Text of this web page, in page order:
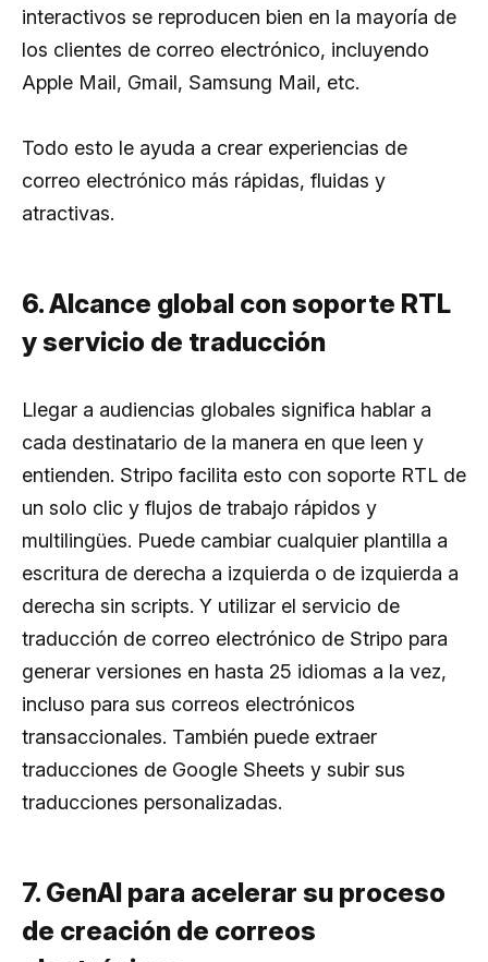
interactivos se reproducen bien en la mayoría de
los clientes de correo electrónico, incluyendo
Apple Mail, Gmail, Samsung Mail, etc.
Todo esto le ayuda a crear experiencias de
correo electrónico más rápidas, fluidas y
atractivas.
6. Alcance global con soporte RTL
y servicio de traducción
Llegar a audiencias globales significa hablar a
cada destinatario de la manera en que leen y
entienden. Stripo facilita esto con soporte RTL de
un solo clic y flujos de trabajo rápidos y
multilingües. Puede cambiar cualquier plantilla a
escritura de derecha a izquierda o de izquierda a
derecha sin scripts. Y utilizar el servicio de
traducción de correo electrónico de Stripo para
generar versiones en hasta 25 idiomas a la vez,
incluso para sus correos electrónicos
transaccionales. También puede extraer
traducciones de Google Sheets y subir sus
traducciones personalizadas.
7. GenAI para acelerar su proceso
de creación de correos